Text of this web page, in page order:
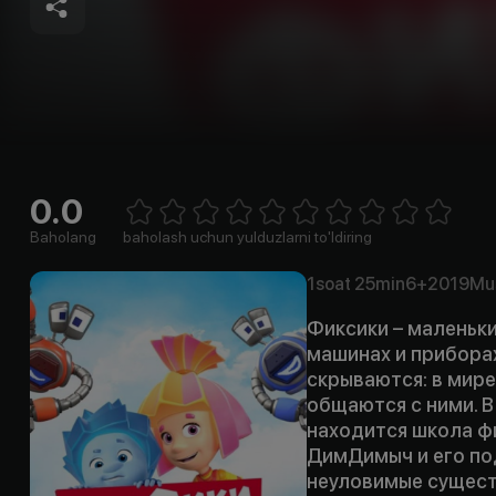
0.0
Baholang 1 Star2 Stars3 Stars4 Stars5 Stars6 Stars7 Stars8 Stars
baholash uchun yulduzlarni to'ldiring
1soat 25min6+2019
Фиксики –
машинах и
скрываются: в
общаются с ними.
находится школа
ДимДимыч и его
неуловимые